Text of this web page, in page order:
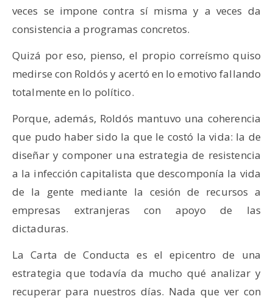
veces se impone contra sí misma y a veces da
consistencia a programas concretos.
Quizá por eso, pienso, el propio correísmo quiso
medirse con Roldós y acertó en lo emotivo fallando
totalmente en lo político.
Porque, además, Roldós mantuvo una coherencia
que pudo haber sido la que le costó la vida: la de
diseñar y componer una estrategia de resistencia
a la infección capitalista que descomponía la vida
de la gente mediante la cesión de recursos a
empresas extranjeras con apoyo de las
dictaduras.
La Carta de Conducta es el epicentro de una
estrategia que todavía da mucho qué analizar y
recuperar para nuestros días. Nada que ver con